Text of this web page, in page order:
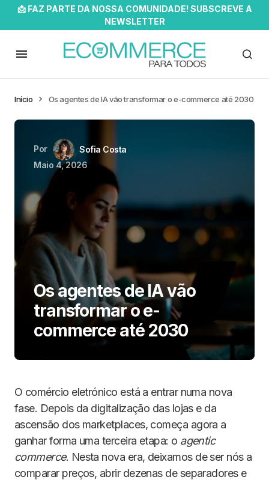
📩 FAZ PARTE DA NOSSA COMUNIDADE! SUBSCREVE A
NEWSLETTER
Início Os agentes de IA vão transformar o e-commerce até 2030
Por
Sofia Costa
Maio 4, 2026
Os agentes de IA vão
transformar o e-
commerce até 2030
O comércio eletrónico está a entrar numa nova
fase. Depois da digitalização das lojas e da
ascensão dos marketplaces, começa agora a
ganhar forma uma terceira etapa: o agentic
commerce. Nesta nova era, deixamos de ser nós a
comparar preços, abrir dezenas de separadores e